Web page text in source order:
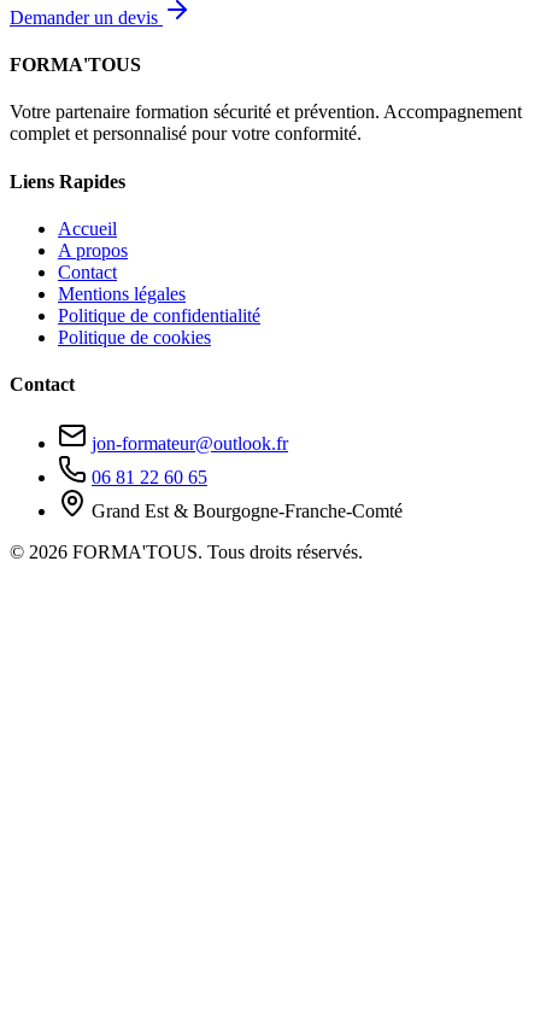
Demander un devis
FORMA'TOUS
Votre partenaire formation sécurité et prévention. Accompagnement
complet et personnalisé pour votre conformité.
Liens Rapides
Accueil
A propos
Contact
Mentions légales
Politique de confidentialité
Politique de cookies
Contact
jon-formateur@outlook.fr
06 81 22 60 65
Grand Est & Bourgogne-Franche-Comté
© 2026 FORMA'TOUS. Tous droits réservés.